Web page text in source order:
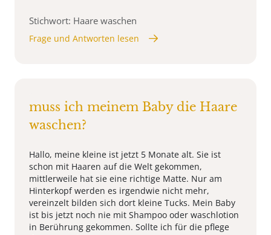
Stichwort: Haare waschen
Frage und Antworten lesen
muss ich meinem Baby die Haare
waschen?
Hallo, meine kleine ist jetzt 5 Monate alt. Sie ist
schon mit Haaren auf die Welt gekommen,
mittlerweile hat sie eine richtige Matte. Nur am
Hinterkopf werden es irgendwie nicht mehr,
vereinzelt bilden sich dort kleine Tucks. Mein Baby
ist bis jetzt noch nie mit Shampoo oder waschlotion
in Berührung gekommen. Sollte ich für die pflege